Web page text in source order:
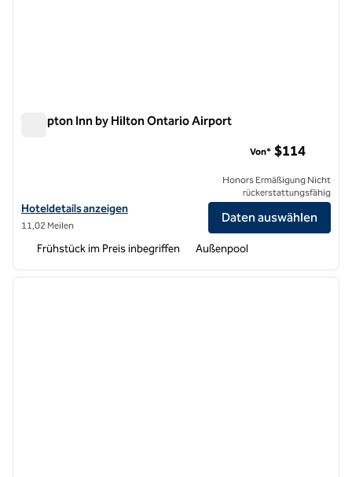
Hampton Inn by Hilton Ontario Airport
Hoteldetails für Hampton Inn by Hilton Ontario Airport anzeigen
Hoteldetails anzeigen
11,02 Meilen
Von* $114
Honors Ermäßigung Nicht
rückerstattungsfähig
Daten auswählen
Frühstück im Preis inbegriffen Außenpool
1 von 12